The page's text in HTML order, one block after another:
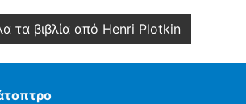
τα βιβλία από Henri Plotkin